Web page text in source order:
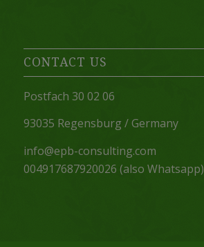
CONTACT US
Postfach 30 02 06
93035 Regensburg / Germany
info@epb-consulting.com
004917687920026 (also Whatsapp)